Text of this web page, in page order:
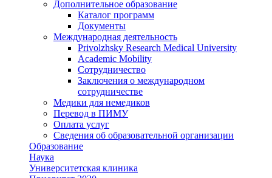
Дополнительное образование
Каталог программ
Документы
Международная деятельность
Privolzhsky Research Medical University
Academic Mobility
Сотрудничество
Заключения о международном
сотрудничестве
Медики для немедиков
Перевод в ПИМУ
Оплата услуг
Сведения об образовательной организации
Образование
Наука
Университетская клиника